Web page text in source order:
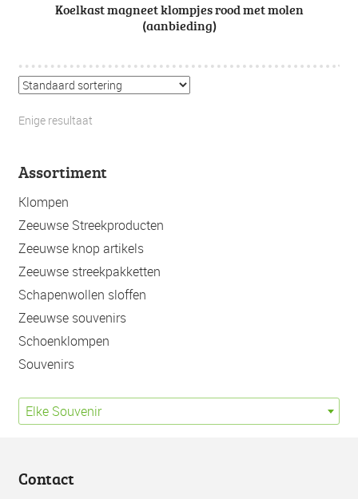
Koelkast magneet klompjes rood met molen
(aanbieding)
Enige resultaat
Assortiment
Klompen
Zeeuwse Streekproducten
Zeeuwse knop artikels
Zeeuwse streekpakketten
Schapenwollen sloffen
Zeeuwse souvenirs
Schoenklompen
Souvenirs
Elke Souvenir
Contact